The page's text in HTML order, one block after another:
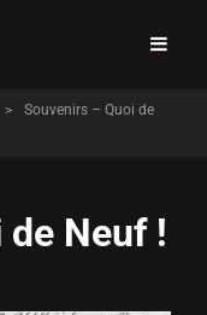
>
Souvenirs – Quoi de
Neuf !